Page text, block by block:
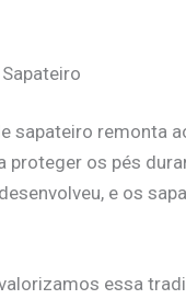
sapateiro remonta
proteger os pés
e os
essa